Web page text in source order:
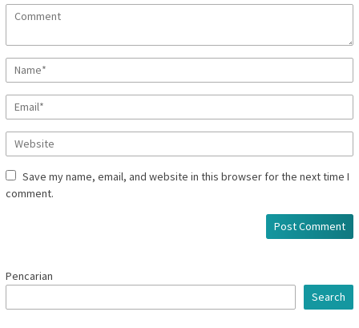
Save my name, email, and website in this browser for the next time I
comment.
Pencarian
Search